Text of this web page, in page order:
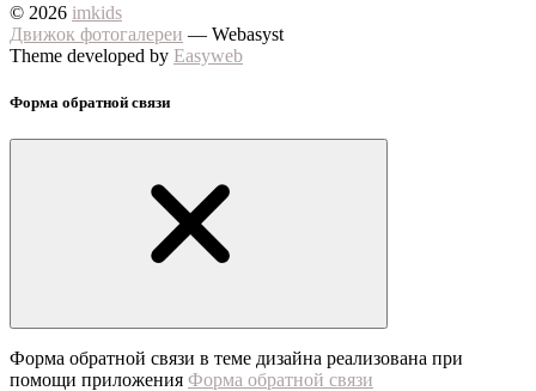
© 2026 imkids
Движок фотогалереи — Webasyst
Theme developed by Easyweb
Форма обратной связи
Форма обратной связи в теме дизайна реализована при
помощи приложения Форма обратной связи